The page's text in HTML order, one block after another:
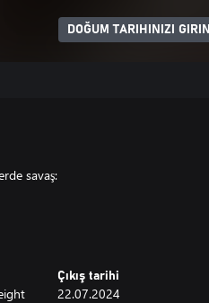
DOĞUM TARIHINIZI GIRIN
savaş:
Çıkış tarihi
22.07.2024